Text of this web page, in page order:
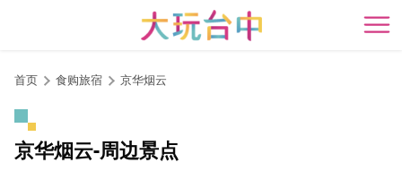
开
首页 食购旅宿 京华烟云
京华烟云-周边景点